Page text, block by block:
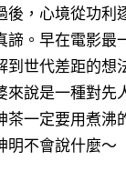
後，心境從功利
諦。早在電影最
到世代差距的想
來說是一種對先
茶一定要用煮沸
明不會說什麼～